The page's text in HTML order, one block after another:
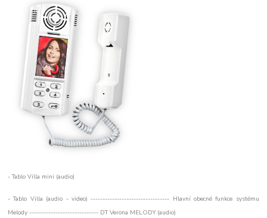
- Tablo Villa mini (audio)
- Tablo Villa (audio - video) --------------------------------- Hlavní obecné funkce systému
Melody ----------------------------- DT Verona MELODY (audio)